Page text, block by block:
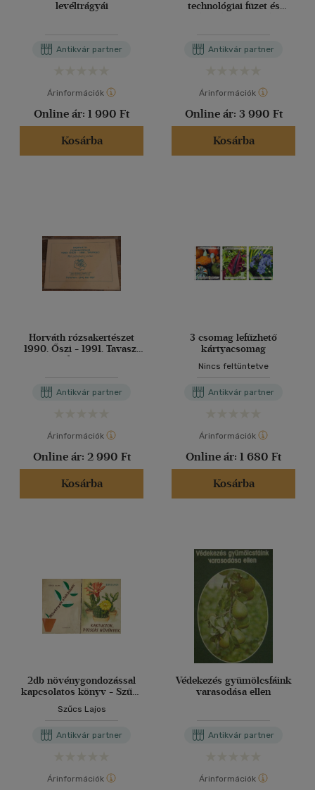
levéltrágyái
Antikvár partner
Árinformációk
Online ár: 1 990 Ft
Kosárba
technológiai füzet és
Antikvár partner
Árinformációk
Online ár: 3 990 Ft
Kosárba
Horváth rózsakertészet
1990. Őszi - 1991. Tavaszi
Rózsafajtajegyzéke
Antikvár partner
Árinformációk
Online ár: 2 990 Ft
Kosárba
3 csomag lefűzhető
kártyacsomag
Nincs feltüntetve
Antikvár partner
Árinformációk
Online ár: 1 680 Ft
Kosárba
2db növénygondozással
kapcsolatos könyv - Szűcs
Lajos-Növények a
lakásban; Kaktuszok,
Szűcs Lajos
Antikvár partner
Árinformációk
Védekezés gyümölcsfáink
varasodása ellen
Antikvár partner
Árinformációk